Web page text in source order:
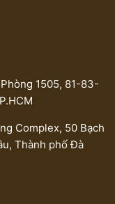
1505, 81-83-
Complex, 50 Bạch
Thành phố Đà